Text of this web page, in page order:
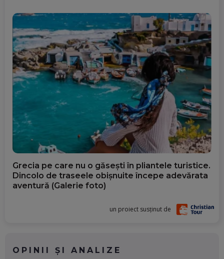
Grecia pe care nu o găsești în pliantele turistice.
Dincolo de traseele obișnuite începe adevărata
aventură (Galerie foto)
un proiect susținut de
OPINII ȘI ANALIZE